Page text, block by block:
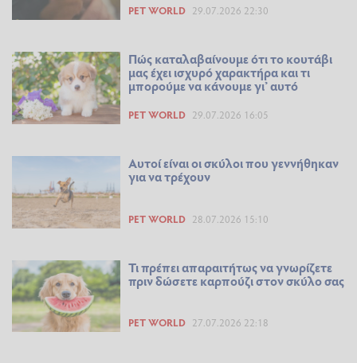
PET WORLD 29.07.2026 22:30
Πώς καταλαβαίνουμε ότι το κουτάβι
μας έχει ισχυρό χαρακτήρα και τι
μπορούμε να κάνουμε γι’ αυτό
PET WORLD 29.07.2026 16:05
Αυτοί είναι οι σκύλοι που γεννήθηκαν
για να τρέχουν
PET WORLD 28.07.2026 15:10
Τι πρέπει απαραιτήτως να γνωρίζετε
πριν δώσετε καρπούζι στον σκύλο σας
PET WORLD 27.07.2026 22:18